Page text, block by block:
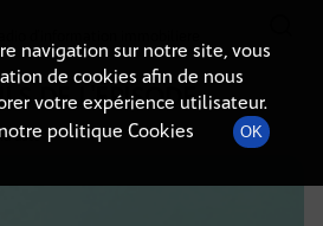
DE L'ÉPISODE
date
navigation sur notre site, vous
de cookies afin de nous
votre expérience utilisateur.
politique Cookies
OK